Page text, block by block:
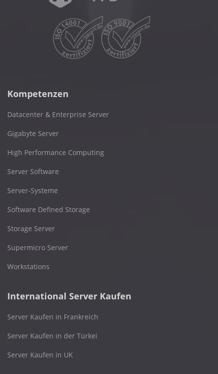
Kompetenzen
Datacenter & Enterprise Server
Gigabyte Server
High Performance Computing
Server Software
Server-Systeme
Software Defined Storage
Storage Server
Supermicro Server
Workstations
International Server Kaufen
Server Kaufen in Frankreich
Server Kaufen in der Türkei
Server Kaufen in UK